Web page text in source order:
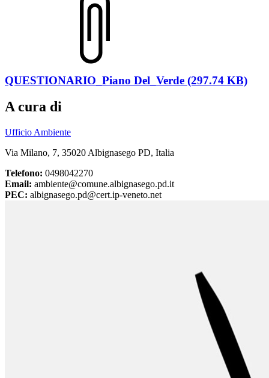
QUESTIONARIO_Piano Del_Verde (297.74 KB)
A cura di
Ufficio Ambiente
Via Milano, 7, 35020 Albignasego PD, Italia
Telefono: 0498042270
Email: ambiente@comune.albignasego.pd.it
PEC: albignasego.pd@cert.ip-veneto.net